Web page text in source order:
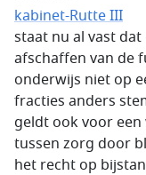
kabinet-Rutte III
staat nu al vast
afschaffen van de
onderwijs niet op
fracties anders
geldt ook voor
tussen zorg door
het recht op